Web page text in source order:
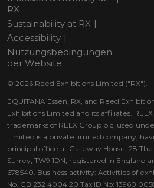
RX
Sustainability at RX
Accessibility
Nutzungsbedingungen
der Website
© 2026 Reed Exhibitions Limited ("RX").
EQUITANA Essen, RX, and Reed
Exhibitions Limited and its affiliates. RELX
trademarks of RELX Group plc, used
Limited is a private limited company,
principal office at Gateway House, 28
Surrey, TW9 1DN, registered in England
678540. Business activity: Activities of
No. GB 232 4004 20 Tax ID No: 13960